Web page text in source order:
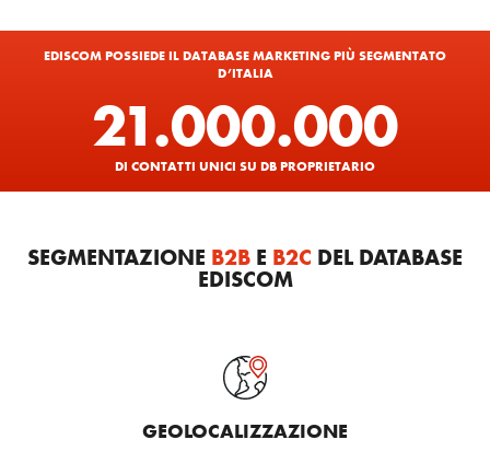
EDISCOM POSSIEDE IL DATABASE MARKETING PIÙ SEGMENTATO
D’ITALIA
21.000.000
DI CONTATTI UNICI SU DB PROPRIETARIO
SEGMENTAZIONE B2B E B2C DEL DATABASE
EDISCOM
GEOLOCALIZZAZIONE